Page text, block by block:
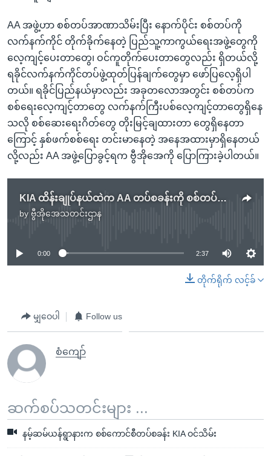
AA အဖွဲ့ဟာ စစ်တပ်အာဏာသိမ်းပြီး နောက်ပိုင်း စစ်တပ်ကို
လက်နက်ကိုင် တိုက်ခိုက်နေတဲ့ ပြည်သူ့ကာကွယ်ရေးအဖွဲ့တွေကို
လေ့ကျင့်ပေးတာတွေ၊ ဝင်ကူတိုက်ပေးတာတွေလည်း ရှိတယ်လို့
ရခိုင်လက်နက်ကိုင်တပ်ဖွဲ့ထုတ်ပြန်ချက်တွေမှာ ဖော်ပြလေ့ရှိပါ
တယ်။ ရခိုင်ပြည်နယ်မှာလည်း အခုတလောအတွင်း စစ်တပ်က
စစ်ရေးလေ့ကျင့်တာတွေ လက်နက်ကြီးပစ်လေ့ကျင့်တာတွေရှိနေ
သလို စစ်ဆေးရေးဂိတ်တွေ တိုးမြင့်ချထားတာ တွေရှိနေတာ
ကြောင့် နှစ်ဖက်စစ်ရေး တင်းမာနေတဲ့ အနေအထားမှာရှိနေတယ်
လို့လည်း AA အဖွဲ့ပြောခွင့်ရက ဗွီအိုအေကို ပြောကြားခဲ့ပါတယ်။
KIA ထိန်းချုပ်နယ်ထဲက AA တပ်စခန်းကို စစ်တပ်တိုက်ခိုက်
by ဗွီအိုအေသတင်းဌာန
No media source currently available
0:00 2:37
တိုက်ရိုက် လင့်ခ်
မျှဝေပါ Follow us
စံကျော်
ဆက်စပ်သတင်းများ ...
နမ့်ဆမ်ယန်ရွာနားက စစ်ကောင်စီတပ်စခန်း KIA ဝင်သိမ်း